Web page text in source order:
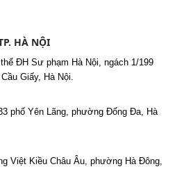
HÀ NỘI
ĐH Sư phạm Hà Nội, ngách 1/199
Giấy, Hà Nội.
phố Yên Lãng, phường Đống Đa, Hà
Việt Kiều Châu Âu, phường Hà Đông,